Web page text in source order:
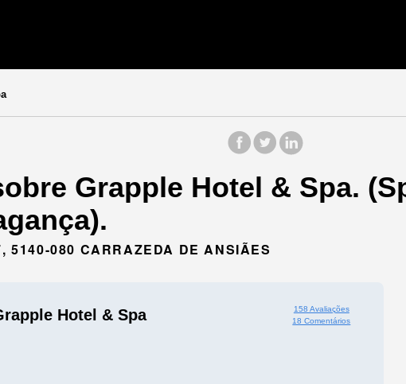
Grapple Hotel & Spa.
5140-080 CARRAZEDA DE ANSIÃES
Hotel & Spa
158 Avaliações
18 Comentários